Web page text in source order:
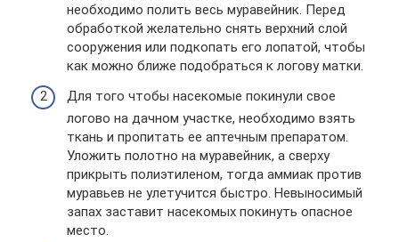
необходимо полить весь муравейник. Перед
обработкой желательно снять верхний слой
сооружения или подкопать его лопатой, чтобы
как можно ближе подобраться к логову матки.
Для того чтобы насекомые покинули свое
логово на дачном участке, необходимо взять
ткань и пропитать ее аптечным препаратом.
Уложить полотно на муравейник, а сверху
прикрыть полиэтиленом, тогда аммиак против
муравьев не улетучится быстро. Невыносимый
запах заставит насекомых покинуть опасное
место.